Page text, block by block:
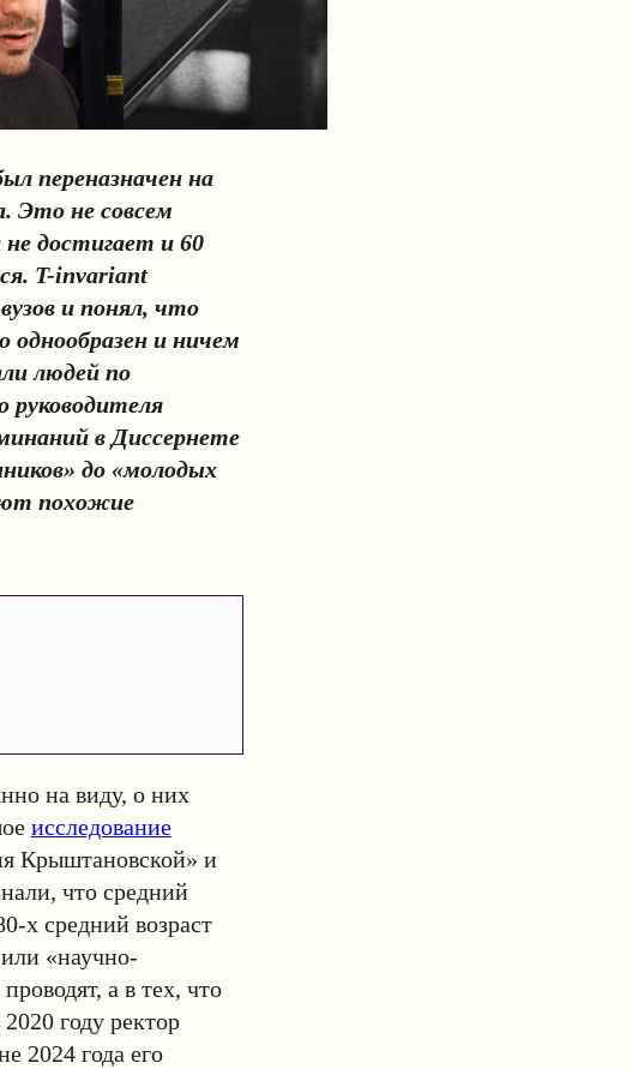
переназначен на
Это не совсем
достигает и 60
T-invariant
и понял, что
однообразен и ничем
людей по
в Диссернете
до «молодых
похожие
на виду, о них
исследование
Крыштановской» и
что средний
х средний возраст
«научно-
а в тех, что
году ректор
2024 года его